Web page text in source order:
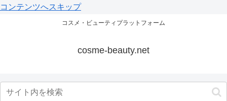
コンテンツへスキップ
コスメ・ビューティプラットフォーム
cosme-beauty.net